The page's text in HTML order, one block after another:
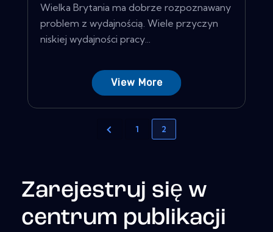
Wielka Brytania ma dobrze rozpoznawany
problem z wydajnością. Wiele przyczyn
niskiej wydajności pracy...
View More
1 2
Zarejestruj się w
centrum publikacji